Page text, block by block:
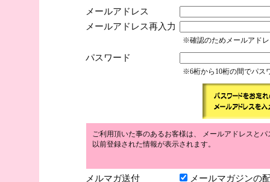
メールアドレス
メールアドレス再入力
※確認のためメールアド
パスワード
※6桁から10桁の間でパス
ご利用頂いた事のあるお客様は、 メールアドレスと
以前登録された情報が表示されます。
メルマガ送付 メールマガジンの